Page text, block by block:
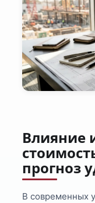
Влияние
прогноз
В современных